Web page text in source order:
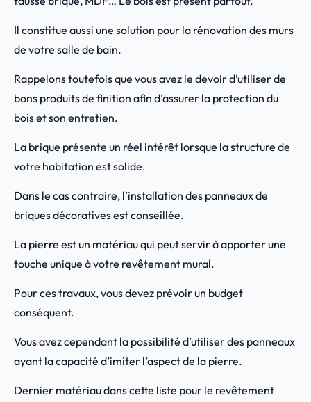
Il constitue aussi une solution pour la rénovation des murs
de votre salle de bain.
Rappelons toutefois que vous avez le devoir d’utiliser de
bons produits de finition afin d’assurer la protection du
bois et son entretien.
La brique présente un réel intérêt lorsque la structure de
votre habitation est solide.
Dans le cas contraire, l’installation des panneaux de
briques décoratives est conseillée.
La pierre est un matériau qui peut servir à apporter une
touche unique à votre revêtement mural.
Pour ces travaux, vous devez prévoir un budget
conséquent.
Vous avez cependant la possibilité d’utiliser des panneaux
ayant la capacité d’imiter l’aspect de la pierre.
Dernier matériau dans cette liste pour le revêtement